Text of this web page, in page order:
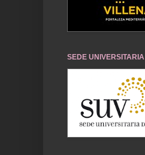
SEDE UNIVERSITARIA